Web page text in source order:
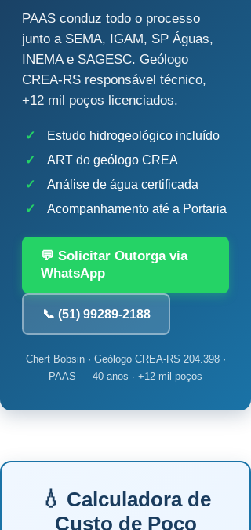
PAAS conduz todo o processo
junto a SEMA, IGAM, SP Águas,
INEMA e SAGESC. Geólogo
CREA-RS responsável técnico,
+12 mil poços licenciados.
✓
Estudo hidrogeológico incluído
✓
ART do geólogo CREA
✓
Análise de água certificada
✓
Acompanhamento até a Portaria
💬 Solicitar Outorga via
WhatsApp
📞 (51) 99289-2188
Chert Bobsin · Geólogo CREA-RS 204.398 ·
PAAS — 40 anos · +12 mil poços
💧 Calculadora de
Custo de Poço